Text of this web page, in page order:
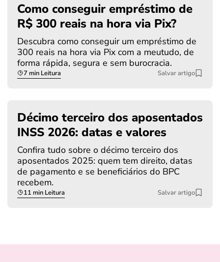
Como conseguir empréstimo de
R$ 300 reais na hora via Pix?
Descubra como conseguir um empréstimo de
300 reais na hora via Pix com a meutudo, de
forma rápida, segura e sem burocracia.
7 min Leitura Salvar artigo
Décimo terceiro dos aposentados
INSS 2026: datas e valores
Confira tudo sobre o décimo terceiro dos
aposentados 2025: quem tem direito, datas
de pagamento e se beneficiários do BPC
recebem.
11 min Leitura Salvar artigo